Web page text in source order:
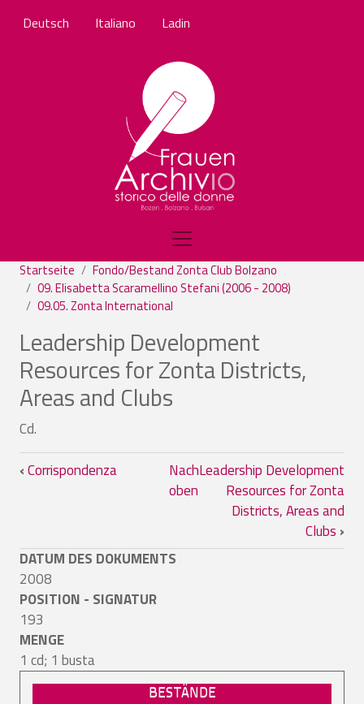
Deutsch Italiano Ladin
Startseite
Fondo/Bestand Zonta Club Bolzano
09. Elisabetta Scaramellino Stefani (2006 - 2008)
09.05. Zonta International
Leadership Development
Resources for Zonta Districts,
Areas and Clubs
Cd.
Links für das Blättern im Buch
‹Corrispondenza
Nach
oben
Leadership Development
Resources for Zonta
Districts, Areas and
Clubs ›
DATUM DES DOKUMENTS
2008
POSITION - SIGNATUR
193
MENGE
1 cd; 1 busta
BESTÄNDE